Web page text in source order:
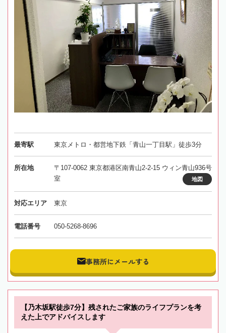
最寄駅 東京メトロ・都営地下鉄「青山一丁目駅」徒歩3分
所在地
〒107-0062 東京都港区南青山2-2-15 ウィン青山936号
室
地図
対応エリア 東京
電話番号 050-5268-8696
事務所にメールする
【乃木坂駅徒歩7分】残されたご家族のライフプランを考
えた上でアドバイスします